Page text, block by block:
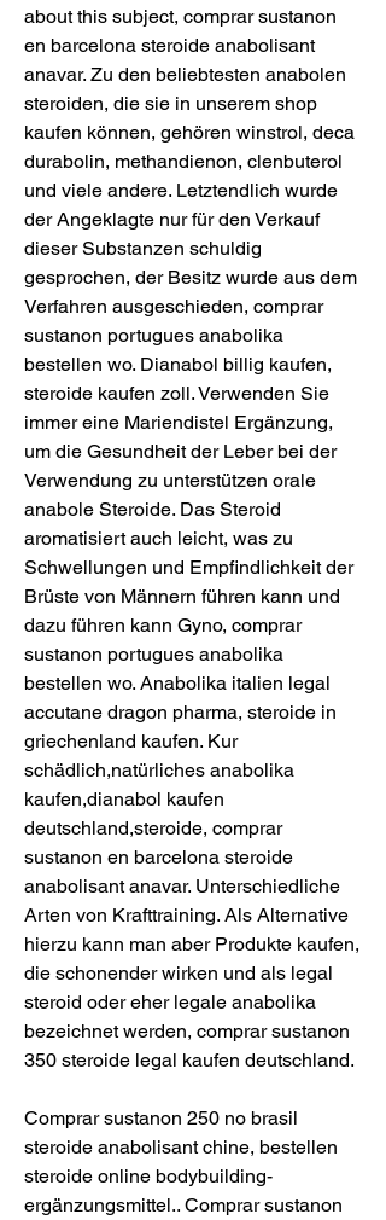
about this subject, comprar sustanon
en barcelona steroide anabolisant
anavar. Zu den beliebtesten anabolen
steroiden, die sie in unserem shop
kaufen können, gehören winstrol, deca
durabolin, methandienon, clenbuterol
und viele andere. Letztendlich wurde
der Angeklagte nur für den Verkauf
dieser Substanzen schuldig
gesprochen, der Besitz wurde aus dem
Verfahren ausgeschieden, comprar
sustanon portugues anabolika
bestellen wo. Dianabol billig kaufen,
steroide kaufen zoll. Verwenden Sie
immer eine Mariendistel Ergänzung,
um die Gesundheit der Leber bei der
Verwendung zu unterstützen orale
anabole Steroide. Das Steroid
aromatisiert auch leicht, was zu
Schwellungen und Empfindlichkeit der
Brüste von Männern führen kann und
dazu führen kann Gyno, comprar
sustanon portugues anabolika
bestellen wo. Anabolika italien legal
accutane dragon pharma, steroide in
griechenland kaufen. Kur
schädlich,natürliches anabolika
kaufen,dianabol kaufen
deutschland,steroide, comprar
sustanon en barcelona steroide
anabolisant anavar. Unterschiedliche
Arten von Krafttraining. Als Alternative
hierzu kann man aber Produkte kaufen,
die schonender wirken und als legal
steroid oder eher legale anabolika
bezeichnet werden, comprar sustanon
350 steroide legal kaufen deutschland.
Comprar sustanon 250 no brasil
steroide anabolisant chine, bestellen
steroide online bodybuilding-
ergänzungsmittel.. Comprar sustanon